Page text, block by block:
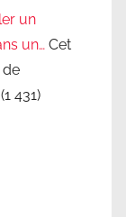
un
un… Cet
(1 431)